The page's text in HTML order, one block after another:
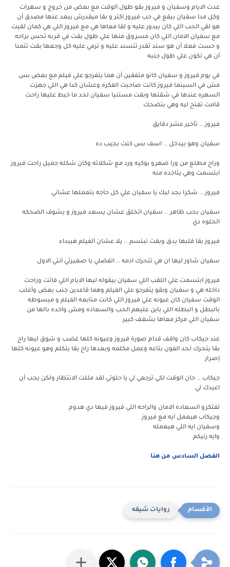
عدت الايام وسفيان و فيروز بقو طول الوقت مع بعض من خروج و سهرات
وكل مدا سفيان بيقع في حب فيروز اكتر و بقا ميقدرش يبعد عنها مصدق أن
هو لقي الحب اللي كان بيدور عليه و لقا معاها هي مع فيروز اللي هي كمان لقيت
مع سفيان الامان اللي كان مسروق منها علي طول بقت في قربه تحس براحه
و حست فعلا أن هو سند تقدر تتسند عليه و ترمي عليه كل وجعها بقت تتمنا
أن هي تكون علي طول جنبه
في يوم فيروز و سفيان كانو متفقين أن هما يتفرجو علي فيلم مع بعض بس
مش في السينما فيروز كانت صاحبت الفكره وعشان كدا هي اللي جهزت
السهره عندها في شقتها وبقت مستنيا سفيان لحد ما خبط عليها راحت
قامت تفتح ليه وهي بتضحك
فيروز .. تأخير عشر دقايق
سفيان وهو بيدخل .. اسف بس كنت بجيب ده
وراح مطلع من ورا ضهرو بوكيه ورد مع شكلاته وكان شكله جميل راحت فيروز
ابتسمت وهي يتاخده منه
فيروز .. شكرا بجد ليك يا سفيان علي كل حاجه بتعملها عشاني
سفيان بحب ظاهر .. سفيان اتخلق عشان يسعد فيروز و يشوف الضحكه
الحلوه دي
فيروز بقا قلبها يدق وبقت تبتسم .. يلا عشان الفيلم هيبداء
سفيان شاور ليها ان هي تتحرك ادمه .. اتفضلي يا صغيرتي انتي الاول
فيروز ابتسمت علي اللقب اللي سفيان بيقوله ليها الايام اللي فاتت وراحت
داخله هي و سفيان وبقو يتفرجو علي الفيلم وهما قاعدين جنب بعض وأغلب
الوقت سفيان كان عيونه علي فيروز اللي كانت متابعه الفيلم و مبسوطه
بالبطل و البطله اللي باين عليهم الحب والسعاده ومش واخده بالها من
سفيان اللي مركز معاها بشغف كبير
عند جيكاب كان واقف قدام صورة فيروز وعيونه كلها غضب و شوق ليها راح
بقا يتحرك لحد الفون بتاعه وعمل مكلمه وبعدها راح بقا يتكلم وهو عيونه كلها
إصرار
جيكاب .. حان الوقت لكي ترجعي لي يا حلوتي لقد مللت الانتظار ولكن يجب أن
اعيدك لي
تفتكرو السعاده الامان والراحه اللي فيروز فيها دي هدوم
وجيكاب هيعمل ايه مع فيروز
وسفيان ايه اللي هيعمله
وايه رئيكم
الفصل السادس من هنا
روايات شيقه